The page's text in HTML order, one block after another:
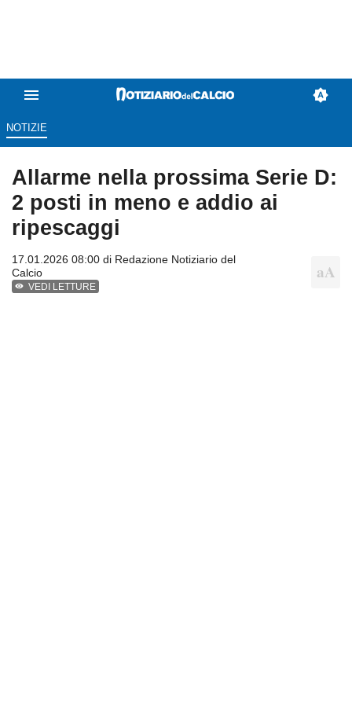
NOTIZIE
Allarme nella prossima Serie D:
2 posti in meno e addio ai
ripescaggi
17.01.2026 08:00 di Redazione Notiziario del
Calcio
VEDI LETTURE